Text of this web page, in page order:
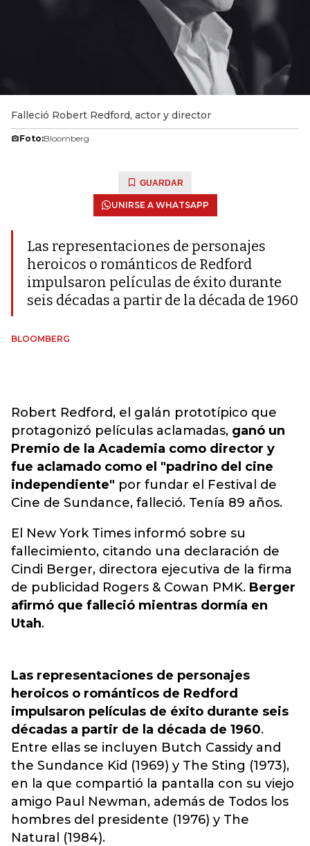
Falleció Robert Redford, actor y director
Foto:Bloomberg
GUARDAR
UNIRSE A WHATSAPP
Las representaciones de personajes
heroicos o románticos de Redford
impulsaron películas de éxito durante
seis décadas a partir de la década de 1960
BLOOMBERG
Robert Redford, el galán prototípico que
protagonizó películas aclamadas, ganó un
Premio de la Academia como director y
fue aclamado como el "padrino del cine
independiente" por fundar el Festival de
Cine de Sundance, falleció. Tenía 89 años.
El New York Times informó sobre su
fallecimiento, citando una declaración de
Cindi Berger, directora ejecutiva de la firma
de publicidad Rogers & Cowan PMK. Berger
afirmó que falleció mientras dormía en
Utah.
Las representaciones de personajes
heroicos o románticos de Redford
impulsaron películas de éxito durante seis
décadas a partir de la década de 1960.
Entre ellas se incluyen Butch Cassidy and
the Sundance Kid (1969) y The Sting (1973),
en la que compartió la pantalla con su viejo
amigo Paul Newman, además de Todos los
hombres del presidente (1976) y The
Natural (1984).